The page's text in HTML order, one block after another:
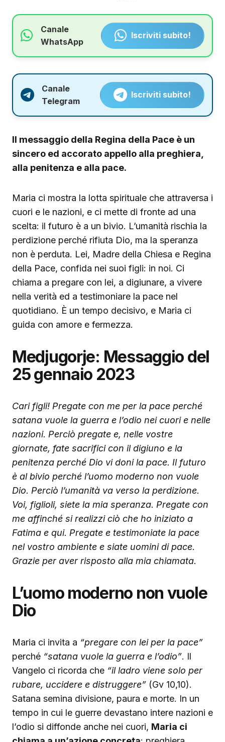
Canale
WhatsApp
Iscriviti subito!
Canale
Telegram
Iscriviti subito!
Il messaggio della Regina della Pace è un
sincero ed accorato appello alla preghiera,
alla penitenza e alla pace.
Maria ci mostra la lotta spirituale che attraversa i
cuori e le nazioni, e ci mette di fronte ad una
scelta: il futuro è a un bivio. L’umanità rischia la
perdizione perché rifiuta Dio, ma la speranza
non è perduta. Lei, Madre della Chiesa e Regina
della Pace, confida nei suoi figli: in noi. Ci
chiama a pregare con lei, a digiunare, a vivere
nella verità ed a testimoniare la pace nel
quotidiano. È un tempo decisivo, e Maria ci
guida con amore e fermezza.
Medjugorje: Messaggio del
25 gennaio 2023
Cari figli! Pregate con me per la pace perché
satana vuole la guerra e l’odio nei cuori e nelle
nazioni. Perciò pregate e, nelle vostre
giornate, fate sacrifici con il digiuno e la
penitenza perché Dio vi doni la pace. Il futuro
è al bivio perché l’uomo moderno non vuole
Dio. Perciò l’umanità va verso la perdizione.
Voi, figlioli, siete la mia speranza. Pregate con
me affinché si realizzi ciò che ho iniziato a
Fatima e qui. Pregate e testimoniate la pace
nel vostro ambiente e siate uomini di pace.
Grazie per aver risposto alla mia chiamata.
L’uomo moderno non vuole
Dio
Maria ci invita a “pregare con lei per la pace”
perché “satana vuole la guerra e l’odio”. Il
Vangelo ci ricorda che “il ladro viene solo per
rubare, uccidere e distruggere” (Gv 10,10).
Satana semina divisione, paura e morte. In un
tempo in cui le guerre devastano intere nazioni e
l’odio si diffonde anche nei cuori, Maria ci